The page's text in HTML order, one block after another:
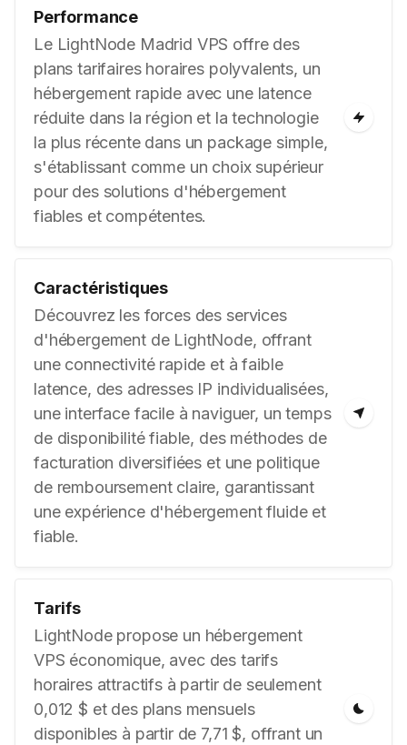
Performance
Le LightNode Madrid VPS offre des
plans tarifaires horaires polyvalents, un
hébergement rapide avec une latence
réduite dans la région et la technologie
la plus récente dans un package simple,
s'établissant comme un choix supérieur
pour des solutions d'hébergement
fiables et compétentes.
Caractéristiques
Découvrez les forces des services
d'hébergement de LightNode, offrant
une connectivité rapide et à faible
latence, des adresses IP individualisées,
une interface facile à naviguer, un temps
de disponibilité fiable, des méthodes de
facturation diversifiées et une politique
de remboursement claire, garantissant
une expérience d'hébergement fluide et
fiable.
Tarifs
LightNode propose un hébergement
VPS économique, avec des tarifs
horaires attractifs à partir de seulement
0,012 $ et des plans mensuels
disponibles à partir de 7,71 $, offrant un